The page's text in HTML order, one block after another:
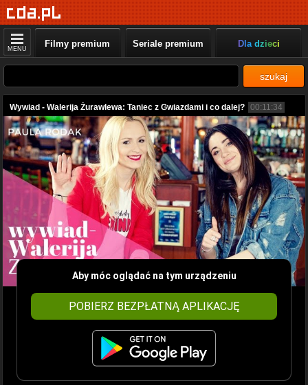
MENU Filmy premium Seriale premium Dla dzieci
szukaj
Wywiad - Walerija Żurawlewa: Taniec z Gwiazdami i co dalej? 00:11:34
Aby móc oglądać na tym urządzeniu
POBIERZ BEZPŁATNĄ APLIKACJĘ